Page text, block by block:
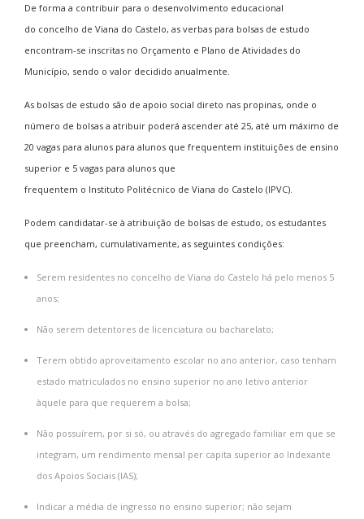
De forma a contribuir para o desenvolvimento educacional
do concelho de Viana do Castelo, as verbas para bolsas de estudo
encontram-se inscritas no Orçamento e Plano de Atividades do
Município, sendo o valor decidido anualmente.
As bolsas de estudo são de apoio social direto nas propinas, onde o
número de bolsas a atribuir poderá ascender até 25, até um máximo de
20 vagas para alunos para alunos que frequentem instituições de ensino
superior e 5 vagas para alunos que
frequentem o Instituto Politécnico de Viana do Castelo (IPVC).
Podem candidatar-se à atribuição de bolsas de estudo, os estudantes
que preencham, cumulativamente, as seguintes condições:
Serem residentes no concelho de Viana do Castelo há pelo menos 5
anos;
Não serem detentores de licenciatura ou bacharelato;
Terem obtido aproveitamento escolar no ano anterior, caso tenham
estado matriculados no ensino superior no ano letivo anterior
àquele para que requerem a bolsa;
Não possuírem, por si só, ou através do agregado familiar em que se
integram, um rendimento mensal per capita superior ao Indexante
dos Apoios Sociais (IAS);
Indicar a média de ingresso no ensino superior; não sejam